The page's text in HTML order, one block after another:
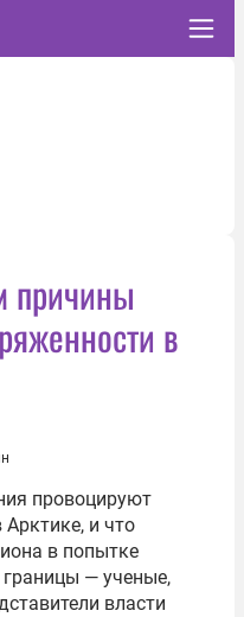
причины
в
провоцируют
и что
в попытке
границы — ученые,
власти